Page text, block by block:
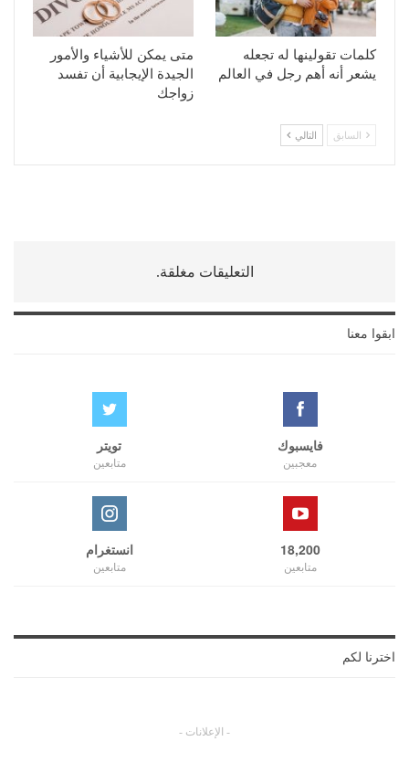
كلمات تقولينها له تجعله
يشعر أنه أهم رجل في العالم
متى يمكن للأشياء والأمور
الجيدة الإيجابية أن تفسد
زواجك
السابق التالي
التعليقات مغلقة.
ابقوا معنا
فايسبوك
معجبين
تويتر
متابعين
18,200
متابعين
انستغرام
متابعين
اخترنا لكم
- الإعلانات -